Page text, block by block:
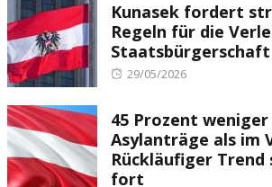
Kunasek fordert
Regeln für die
Staatsbürgerschaft
Posted
29/05/2026
45 Prozent weniger
Asylanträge als im
Rückläufiger Trend
fort